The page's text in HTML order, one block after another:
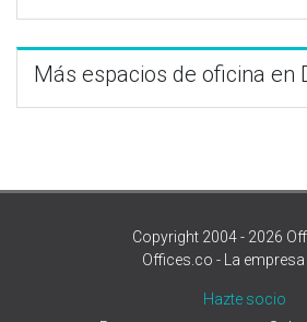
Más espacios de oficina en
Copyright 2004 - 2026
Offices.co - La
Hazte socio